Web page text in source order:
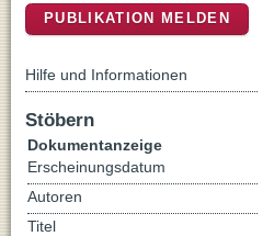
PUBLIKATION MELDEN
Hilfe und Informationen
Stöbern
Dokumentanzeige
Erscheinungsdatum
Autoren
Titel